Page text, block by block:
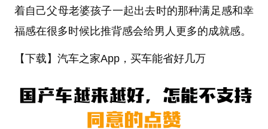
着自己父母老婆孩子一起出去时的那种满足感和幸
福感在很多时候比推背感会给男人更多的成就感。
【下载】汽车之家App，买车能省好几万